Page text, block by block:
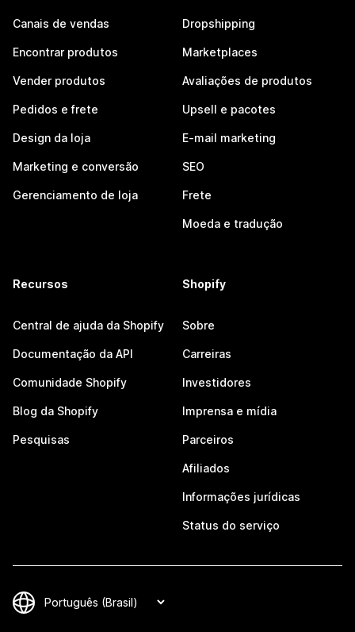
Canais de vendas
Encontrar produtos
Vender produtos
Pedidos e frete
Design da loja
Marketing e conversão
Gerenciamento de loja
Dropshipping
Marketplaces
Avaliações de produtos
Upsell e pacotes
E-mail marketing
SEO
Frete
Moeda e tradução
Recursos
Central de ajuda da Shopify
Documentação da API
Comunidade Shopify
Blog da Shopify
Pesquisas
Shopify
Sobre
Carreiras
Investidores
Imprensa e mídia
Parceiros
Afiliados
Informações jurídicas
Status do serviço